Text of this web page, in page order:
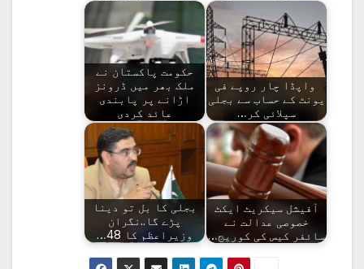
واپڈا چار روپے فی
یونٹ کے حساب سے بجلی
سپلائی کر…
حکومت پاکستان نے
ملک بھر میں ڈرونز
اڑانے پر پابندی
عائد کردی
آفیشل سیکریٹ ایکٹ
خصوصی عدالت نے
سائفر کیس کی کوریج…
بجلی کا بل تو دینا
پڑے گا..نگران
وزیراعظم کا 48…